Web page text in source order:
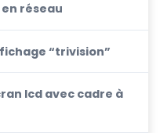
réseau
“trivision”
lcd avec cadre à